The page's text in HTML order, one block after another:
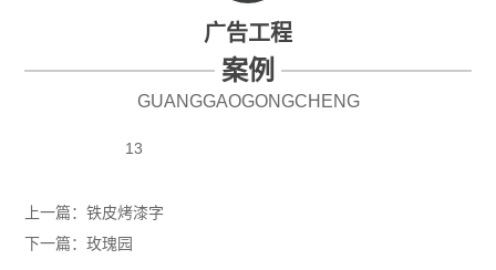
广告工程
案例
GUANGGAOGONGCHENG
13
上一篇：铁皮烤漆字
下一篇：玫瑰园